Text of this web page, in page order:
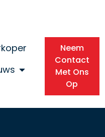
Neem
Contact
Met Ons
Op